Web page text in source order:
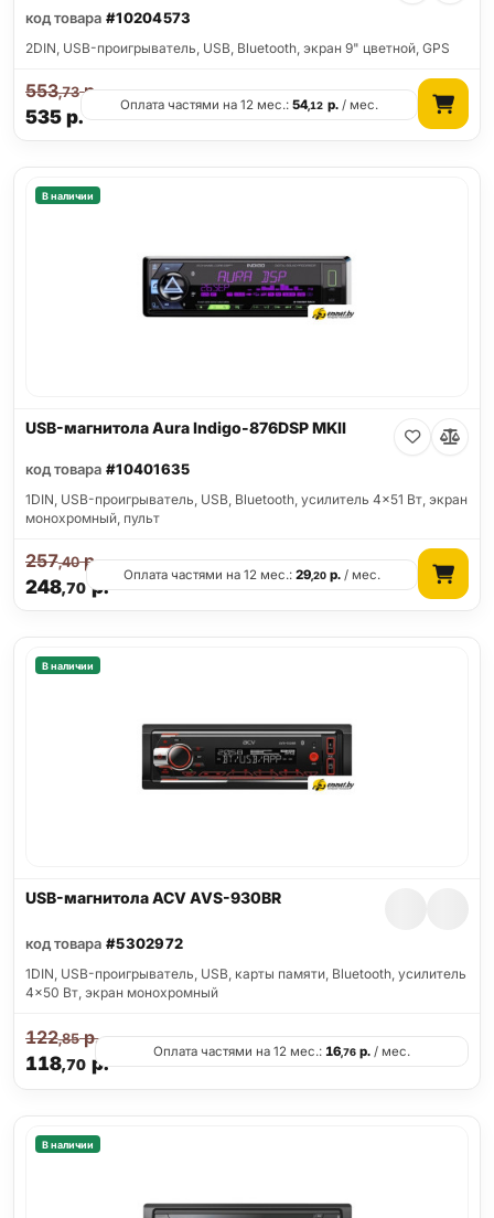
код товара #10204573
2DIN, USB-проигрыватель, USB, Bluetooth, экран 9" цветной, GPS
535р.
553,73р.
Оплата частями на 12 мес.:54,12 р./ мес.
В наличии
USB-магнитола Aura Indigo-876DSP MKII
код товара #10401635
1DIN, USB-проигрыватель, USB, Bluetooth, усилитель 4x51 Вт, экран
монохромный, пульт
248,70р.
257,40р.
Оплата частями на 12 мес.:29,20 р. / мес.
В наличии
USB-магнитола ACV AVS-930BR
код товара #5302972
1DIN, USB-проигрыватель, USB, карты памяти, Bluetooth, усилитель
4x50 Вт, экран монохромный
118,70р.
122,85р.
Оплата частями на 12 мес.: 16,76 р. / мес.
В наличии